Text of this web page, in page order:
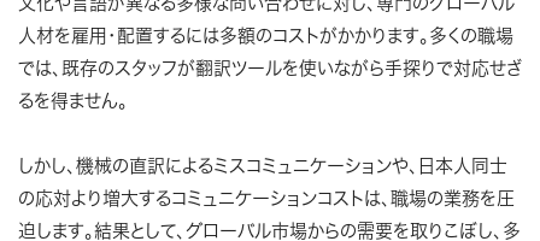
人材を雇用・配置するには多額のコストがかかります。多くの職場
では、既存のスタッフが翻訳ツールを使いながら手探りで対応せざ
るを得ません。
しかし、機械の直訳によるミスコミュニケーションや、日本人同士
の応対より増大するコミュニケーションコストは、職場の業務を圧
迫します。結果として、グローバル市場からの需要を取りこぼし、多